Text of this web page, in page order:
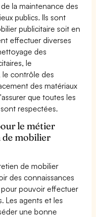
la maintenance des
publics. Ils sont
publicitaire soit en
effectuer diverses
des
le
le contrôle des
des matériaux
que toutes les
respectées.
le métier
de mobilier
de mobilier
des connaissances
pouvoir effectuer
Les agents et les
une bonne